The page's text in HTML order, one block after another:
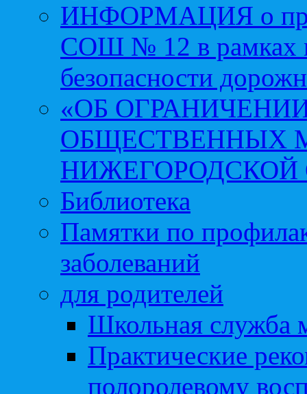
ИНФОРМАЦИЯ о
СОШ № 12 в рамках
безопасности
«ОБ
ОБЩЕСТВЕННЫХ
НИЖЕГОРОДСКОЙ
Библиотека
Памятки по
заболеваний
для родителей
Школьная служба
Практические
полоролевому